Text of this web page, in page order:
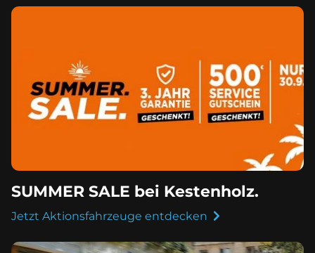
SUMMER SALE bei Kestenholz.
Jetzt Aktionsfahrzeuge entdecken